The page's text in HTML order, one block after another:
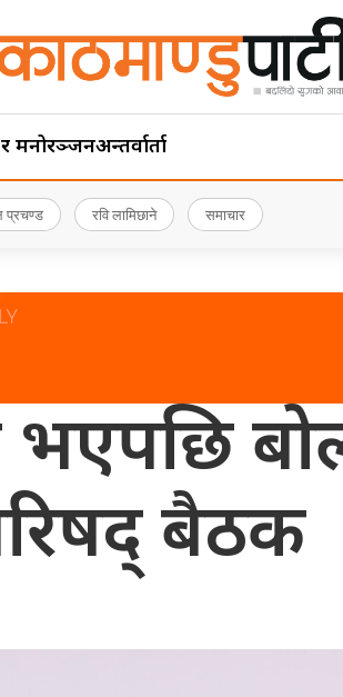
मनोरञ्जनअन्तर्वार्ता
प्रचण्ड रवि लामिछाने समाचार
भएपछि
बैठक